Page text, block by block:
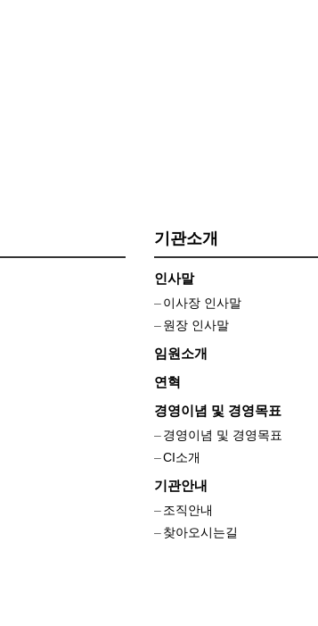
기관소개
인사말
이사장 인사말
원장 인사말
임원소개
연혁
경영이념 및 경영목표
경영이념 및 경영목표
CI소개
기관안내
조직안내
찾아오시는길